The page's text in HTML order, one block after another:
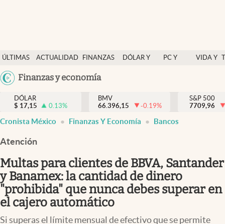
ÚLTIMAS
NOTICIAS
ACTUALIDAD
FINANZAS
DÓLAR Y
PC Y
VIDA Y
México
Finanzas y economía
Actualidad
Finanzas y economía
Dólar y mercados
Pc y celular
Vida y estilo
DÓLAR
$ 17,15 0.13%
BMV
66.396,15
-0.19%
S&P 500
7709,96
Cronista México Finanzas Y Economía Bancos
Atención
Multas para clientes de BBVA, Santander
y Banamex: la cantidad de dinero
"prohibida" que nunca debes superar en
el cajero automático
Si superas el límite mensual de efectivo que se permite